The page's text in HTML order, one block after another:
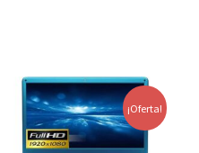
¡Oferta!